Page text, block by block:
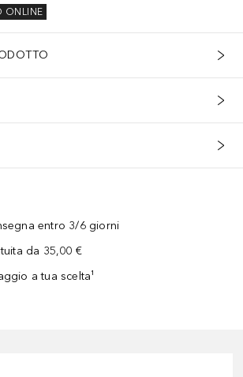
ONLINE
entro 3/6 giorni
da 35,00 €
a tua scelta¹